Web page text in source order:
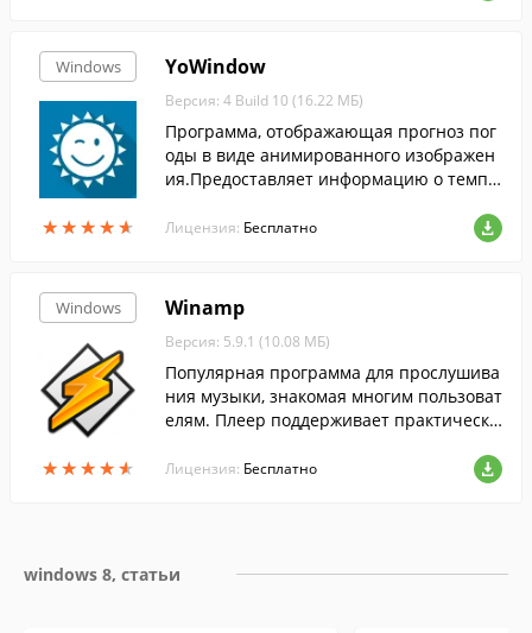
Windows
★★★★★
★★★★★
YoWindow
Версия: 4 Build 10 (16.22 МБ)
Программа, отображающая прогноз пог
оды в виде анимированного изображен
ия.Предоставляет информацию о темпе
и ветра, облачности и пр.
Лицензия: Бесплатно
Windows
★★★★★
★★★★★
Winamp
Версия: 5.9.1 (10.08 МБ)
Популярная программа для прослушива
ния музыки, знакомая многим пользоват
елям. Плеер поддерживает практически
также понимает видеоформаты.
Лицензия: Бесплатно
windows 8, статьи